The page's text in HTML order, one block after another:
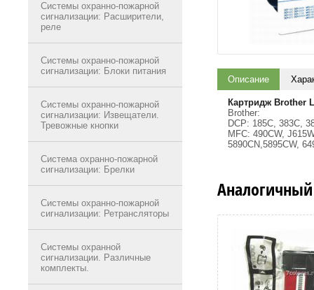
Системы охранно-пожарной
сигнализации: Расширители,
реле
Системы охранно-пожарной
сигнализации: Блоки питания
Системы охранно-пожарной
сигнализации: Извещатели.
Тревожные кнопки
Система охранно-пожарной
сигнализации: Брелки
Системы охранно-пожарной
сигнализации: Ретрансляторы
Системы охранной
сигнализации. Различные
комплекты.
Описание
Картридж Brother
Brother:
DCP: 185C, 383C,
MFC: 490CW,
5890CN,5895CW,